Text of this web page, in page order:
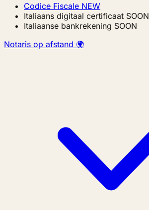
Codice Fiscale NEW
Italiaans digitaal certificaat SOON
Italiaanse bankrekening SOON
Notaris op afstand 🌍